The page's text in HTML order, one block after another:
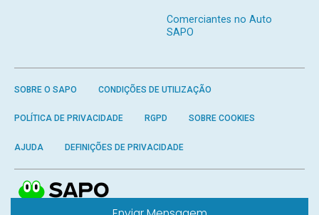
Comerciantes no Auto
SAPO
SOBRE O SAPO CONDIÇÕES DE UTILIZAÇÃO
POLÍTICA DE PRIVACIDADE RGPD SOBRE COOKIES
AJUDA DEFINIÇÕES DE PRIVACIDADE